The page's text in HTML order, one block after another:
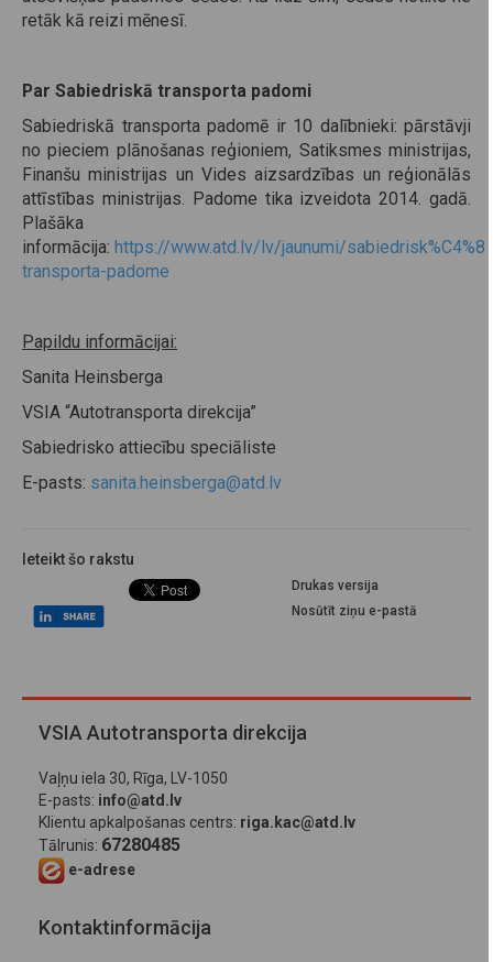
retāk kā reizi mēnesī.
Par Sabiedriskā transporta padomi
Sabiedriskā transporta padomē ir 10 dalībnieki: pārstāvji
no pieciem plānošanas reģioniem, Satiksmes ministrijas,
Finanšu ministrijas un Vides aizsardzības un reģionālās
attīstības ministrijas. Padome tika izveidota 2014. gadā.
Plašāka
informācija: https://www.atd.lv/lv/jaunumi/
transporta-padome
Papildu informācijai:
Sanita Heinsberga
VSIA “Autotransporta direkcija”
Sabiedrisko attiecību speciāliste
E-pasts: sanita.heinsberga@atd.lv
Ieteikt šo rakstu
Drukas versija
Nosūtīt ziņu e-pastā
VSIA Autotransporta direkcija
Vaļņu iela 30, Rīga, LV-1050
E-pasts: info@atd.lv
Klientu apkalpošanas centrs: riga.kac@atd.lv
Tālrunis: 67280485
e-adrese
Kontaktinformācija